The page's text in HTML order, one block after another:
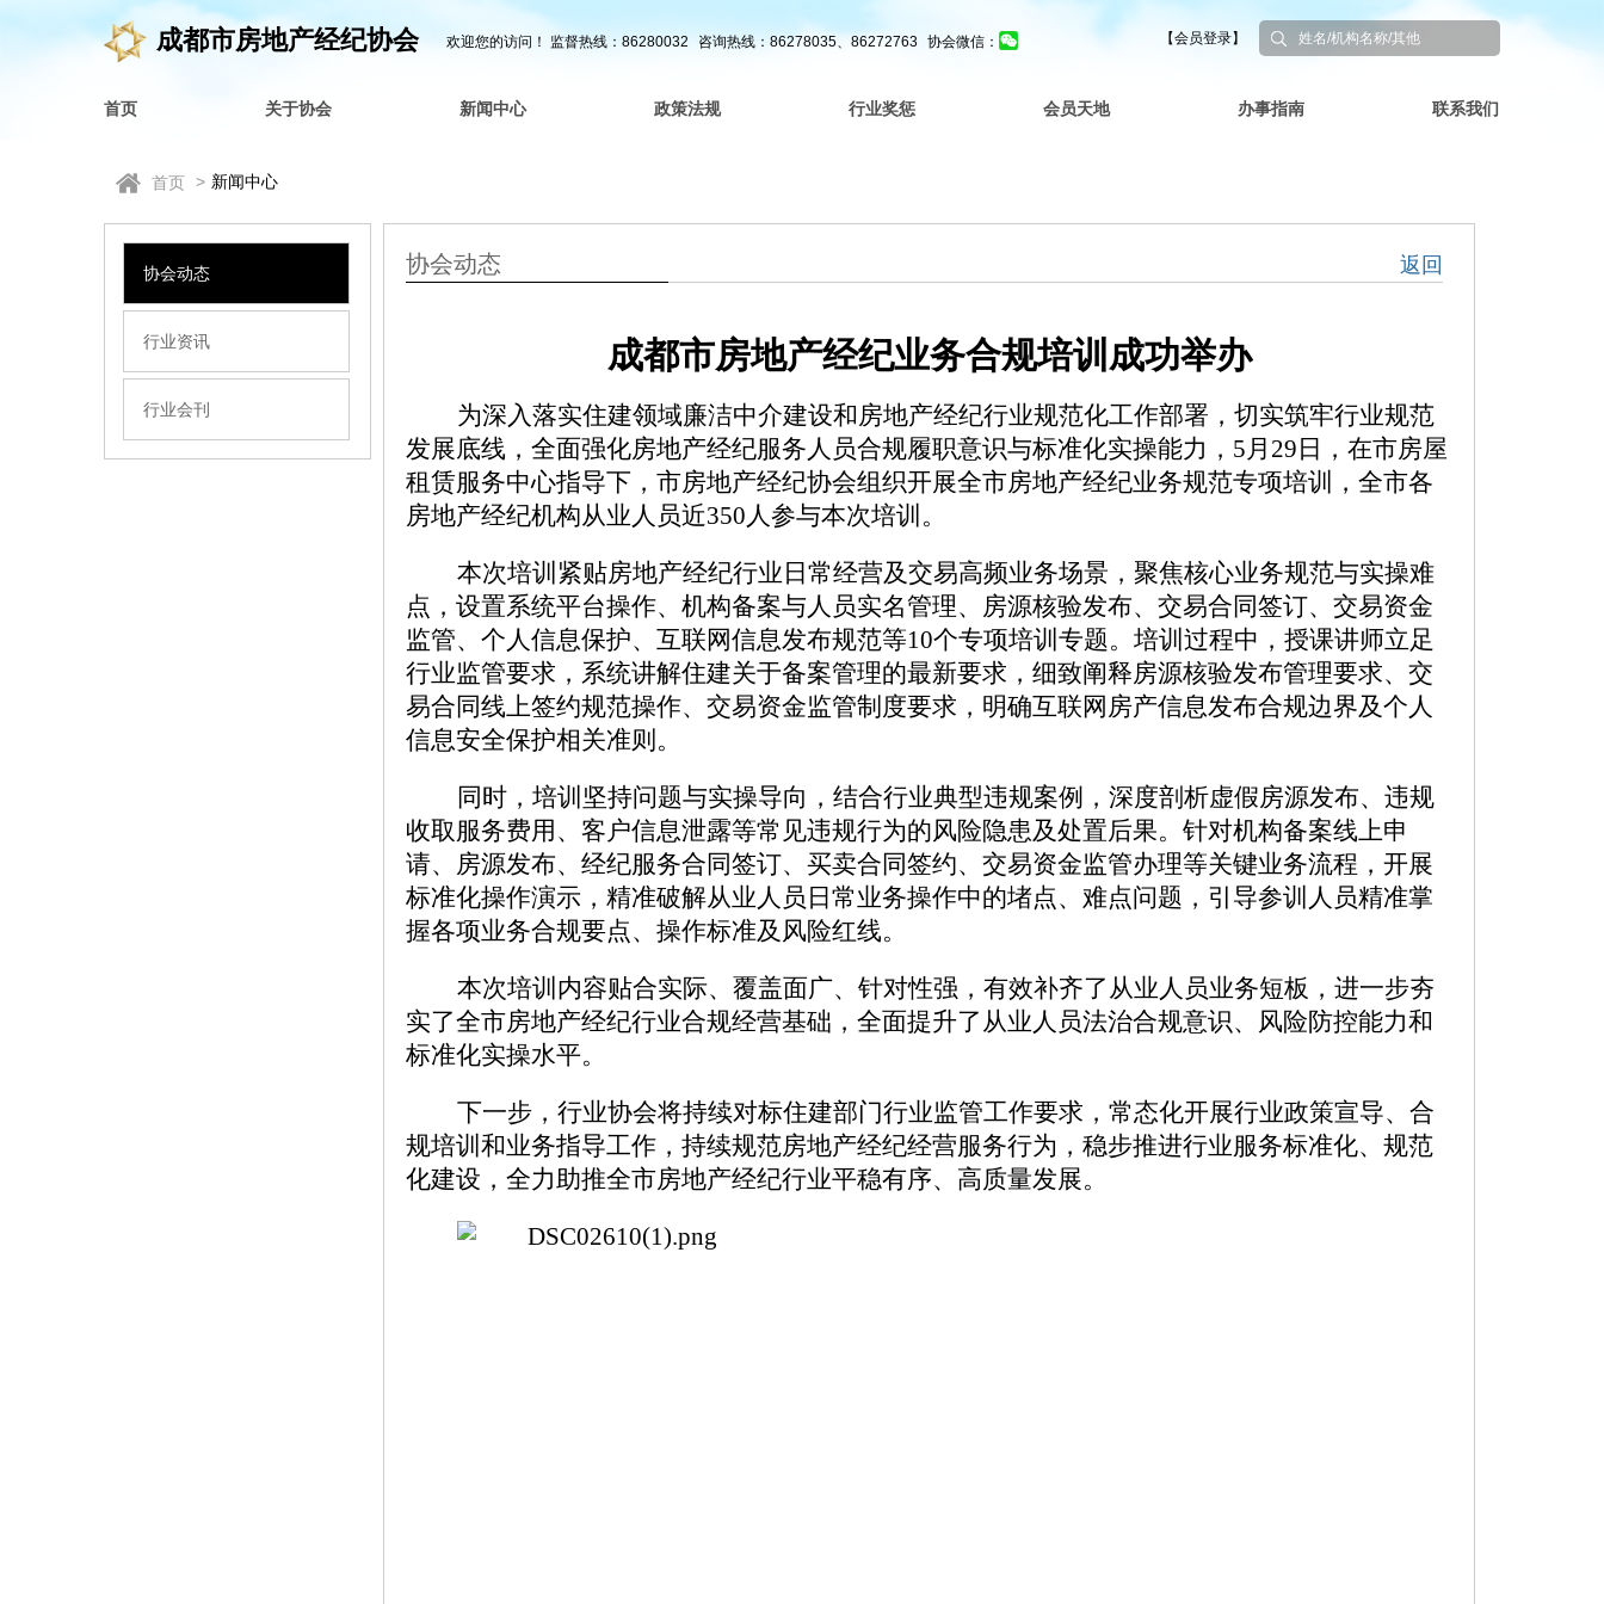
成都市房地产经纪协会 欢迎您的访问！ 监督热线：86280032 咨询热线：86278035、86272763 协会微信： 【会员登录】
首页 关于协会 新闻中心 政策法规 行业奖惩 会员天地 办事指南 联系我们
首页 > 新闻中心
协会动态
行业资讯
行业会刊
协会动态 返回
成都市房地产经纪业务合规培训成功举办
为深入落实住建领域廉洁中介建设和 房地产经纪行业规范化工作部署，切实筑牢行业规范
发展底线，全面强化房地产经纪服务 人员合规履职意识与标准化实操能力， 5月29日， 在市房屋
租赁服务中心指导下，市房地产经纪协会组织开展全市房地产经纪业务规范专项培训，全市各
房地产经纪机构从业人员近350人参与本次培训。
本次培训紧贴房地产经纪行业日常经营及交易高频业务场景，聚焦核心业务规范与实操难
点，设置系统平台操作、机构备案与人员实名管理、房源核验发布、 交易合同签订、交易资金
监管、 个人信息保护、 互联网信息发布规范等10个专项培训专题。培训过程中，授课讲师立足
行业监管要求，系统讲解住建关于备案管理的最新要求 ，细致阐释房源核验发布管理要求、 交
易合同线上签约规范操作、交易资金监管制度要求，明确互联网房产信息发布合规边界及个人
信息安全保护相关准则。
同时，培训坚持问题与实操导向，结合行业典型违规案例，深度剖析虚假房源发布、违规
收取服务费用、客户信息泄露等常见违规行为的风险隐患及处置后果。针对机构备案线上申
请、
房源发布、经纪服务合同签订、买卖合同签约、交易资金监管办理等关键业务流程，开展
标准化操作演示，精准破解从业人员日常业务操作中的堵点、难点问题，引导参训人员精准掌
握各项业务合规要点、操作标准及风险红线。
本次培训内容贴合实际、覆盖面广、针对性强，有效补齐了从业人员业务短板，进一步夯
实了全市房地产经纪行业合规经营基础，全面提升了从业人员法治合规意识、风险防控能力和
标准化实操水平。
下一步，行业协会将持续对标住建部门行业监管工作要求，常态化开展行业政策宣导、合
规培训和业务指导工作，持续规范房地产经纪经营服务行为，稳步推进行业服务标准化、规范
化建设，全力助推全市房地产经纪行业平稳有序、高质量发展。